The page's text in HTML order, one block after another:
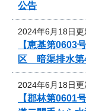
公告
2024年6月18日更
【恵基第0603
区 暗渠排水第
2024年6月18日更
【郡林第0601